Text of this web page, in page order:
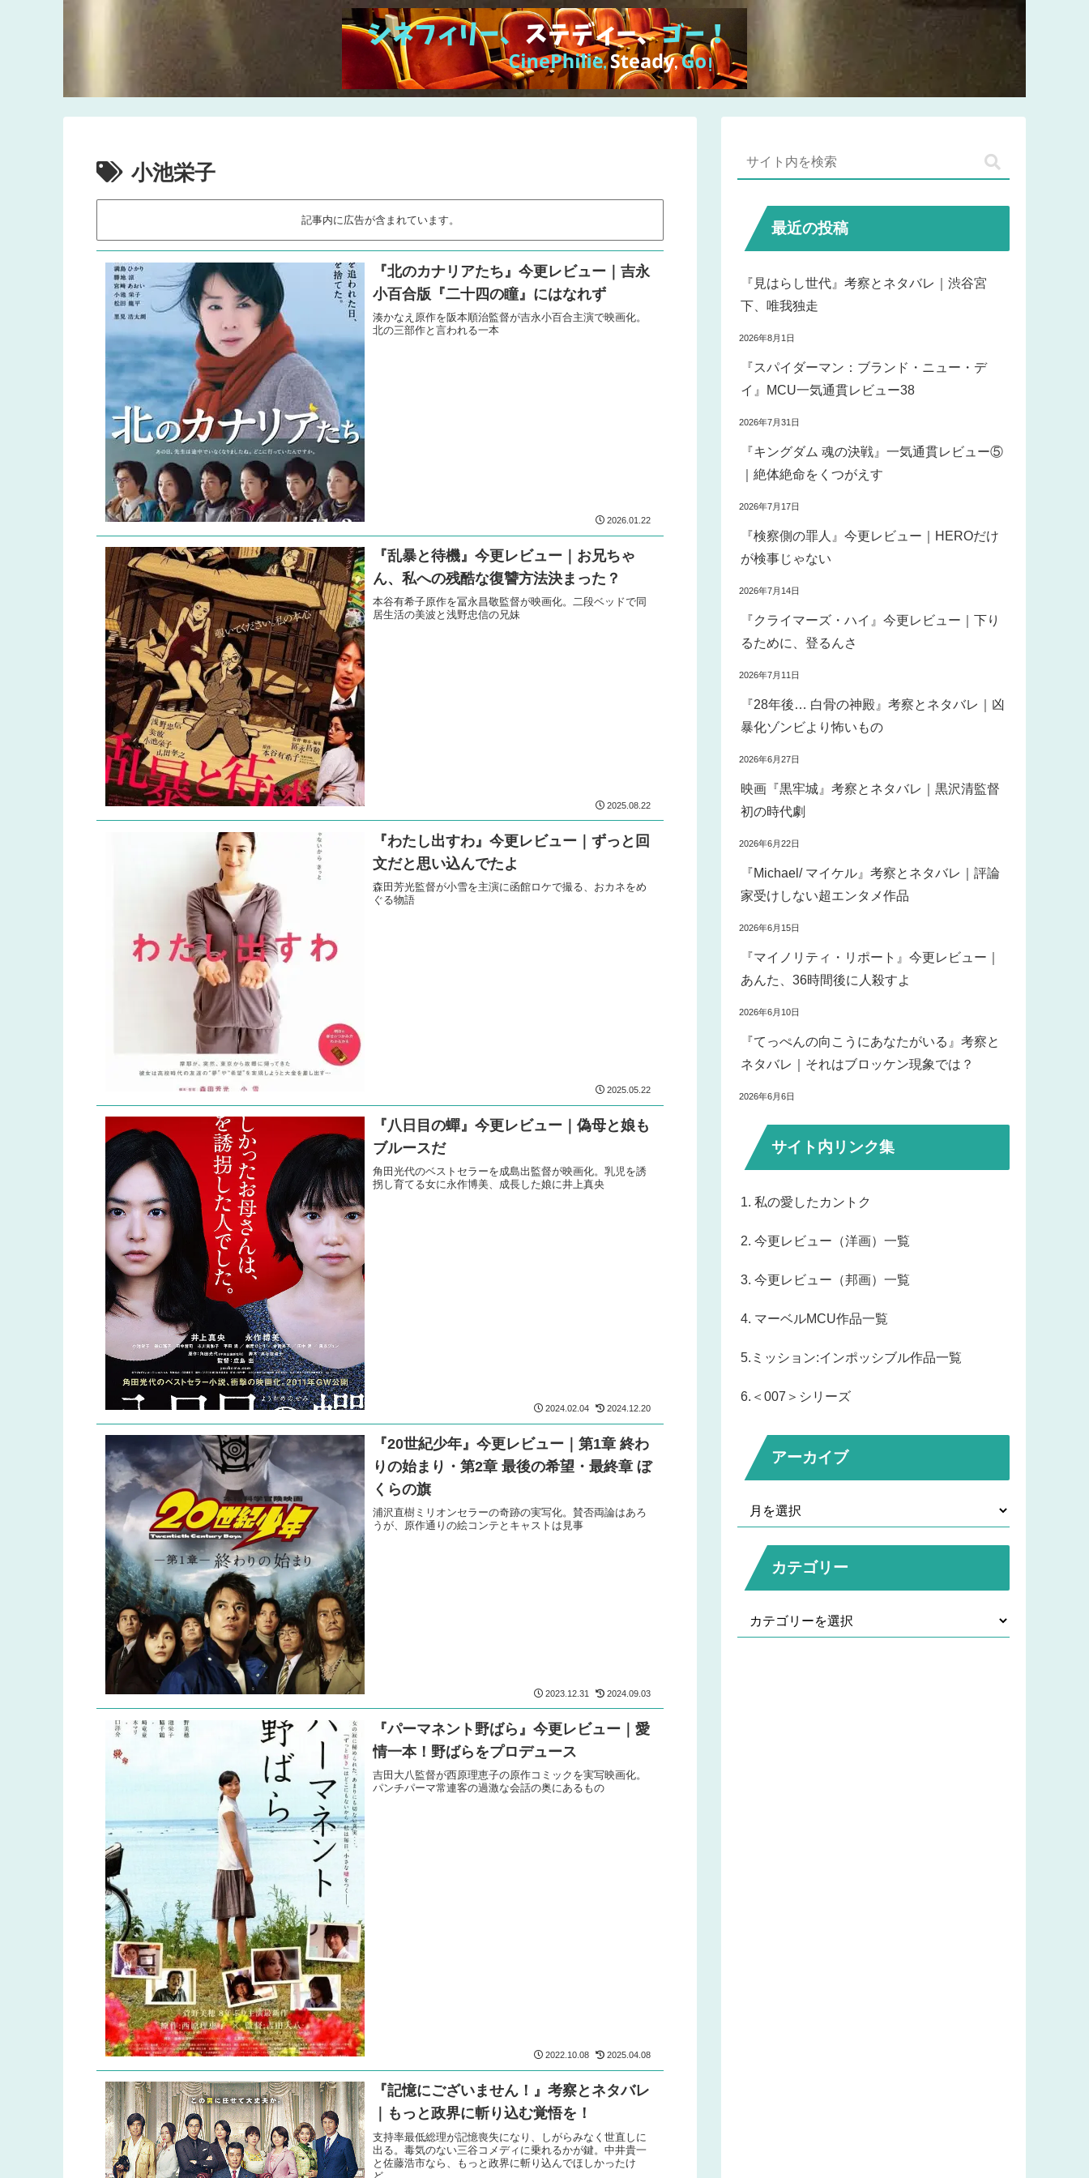
小池栄子
記事内に広告が含まれています。
『北のカナリアたち』今更レビュー｜吉永
小百合版『二十四の瞳』にはなれず
湊かなえ原作を阪本順治監督が吉永小百合主演で映画化。
北の三部作と言われる一本
2026.01.22
『乱暴と待機』今更レビュー｜お兄ちゃ
ん、私への残酷な復讐方法決まった？
本谷有希子原作を冨永昌敬監督が映画化。二段ベッドで同
居生活の美波と浅野忠信の兄妹
2025.08.22
『わたし出すわ』今更レビュー｜ずっと回
文だと思い込んでたよ
森田芳光監督が小雪を主演に函館ロケで撮る、おカネをめ
ぐる物語
2025.05.22
『八日目の蟬』今更レビュー｜偽母と娘も
ブルースだ
角田光代のベストセラーを成島出監督が映画化。乳児を誘
拐し育てる女に永作博美、成長した娘に井上真央
2024.02.04 2024.12.20
『20世紀少年』今更レビュー｜第1章 終わ
りの始まり・第2章 最後の希望・最終章 ぼ
くらの旗
浦沢直樹ミリオンセラーの奇跡の実写化。賛否両論はあろ
うが、原作通りの絵コンテとキャストは見事
2023.12.31 2024.09.03
『パーマネント野ばら』今更レビュー｜愛
情一本！野ばらをプロデュース
吉田大八監督が西原理恵子の原作コミックを実写映画化。
パンチパーマ常連客の過激な会話の奥にあるもの
2022.10.08 2025.04.08
『記憶にございません！』考察とネタバレ
｜もっと政界に斬り込む覚悟を！
支持率最低総理が記憶喪失になり、しがらみなく世直しに
出る。毒気のない三谷コメディに乗れるかが鍵。中井貴一
と佐藤浩市なら、もっと政界に斬り込んでほしかったけ
最近の投稿
『見はらし世代』考察とネタバレ｜渋谷宮
下、唯我独走
2026年8月1日
『スパイダーマン：ブランド・ニュー・デ
イ』MCU一気通貫レビュー38
2026年7月31日
『キングダム 魂の決戦』一気通貫レビュー⑤
｜絶体絶命をくつがえす
2026年7月17日
『検察側の罪人』今更レビュー｜HEROだけ
が検事じゃない
2026年7月14日
『クライマーズ・ハイ』今更レビュー｜下り
るために、登るんさ
2026年7月11日
『28年後… 白骨の神殿』考察とネタバレ｜凶
暴化ゾンビより怖いもの
2026年6月27日
映画『黒牢城』考察とネタバレ｜黒沢清監督
初の時代劇
2026年6月22日
『Michael/ マイケル』考察とネタバレ｜評論
家受けしない超エンタメ作品
2026年6月15日
『マイノリティ・リポート』今更レビュー｜
あんた、36時間後に人殺すよ
2026年6月10日
『てっぺんの向こうにあなたがいる』考察と
ネタバレ｜それはブロッケン現象では？
2026年6月6日
サイト内リンク集
1. 私の愛したカントク
2. 今更レビュー（洋画）一覧
3. 今更レビュー（邦画）一覧
4. マーベルMCU作品一覧
5.ミッション:インポッシブル作品一覧
6.＜007＞シリーズ
アーカイブ
カテゴリー